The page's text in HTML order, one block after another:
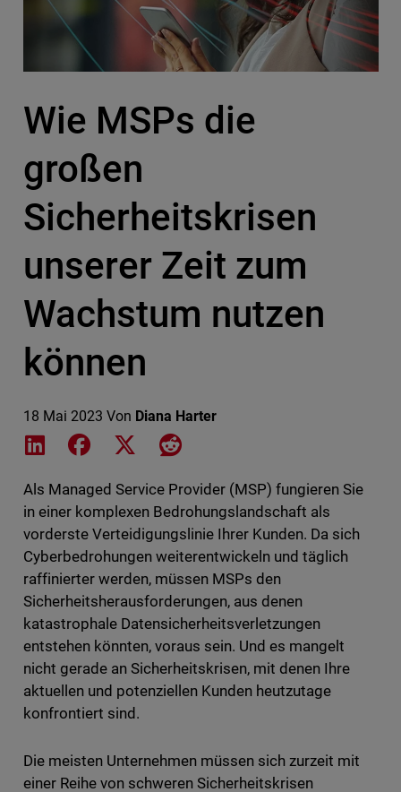
Wie MSPs die
großen
Sicherheitskrisen
unserer Zeit zum
Wachstum nutzen
können
18 Mai 2023 Von Diana Harter
Share on LinkedIn
Share on Facebook
Share on XShare on Reddit
Als Managed Service Provider (MSP) fungieren Sie
in einer komplexen Bedrohungslandschaft als
vorderste Verteidigungslinie Ihrer Kunden. Da sich
Cyberbedrohungen weiterentwickeln und täglich
raffinierter werden, müssen MSPs den
Sicherheitsherausforderungen, aus denen
katastrophale Datensicherheitsverletzungen
entstehen könnten, voraus sein. Und es mangelt
nicht gerade an Sicherheitskrisen, mit denen Ihre
aktuellen und potenziellen Kunden heutzutage
konfrontiert sind.
Die meisten Unternehmen müssen sich zurzeit mit
einer Reihe von schweren Sicherheitskrisen